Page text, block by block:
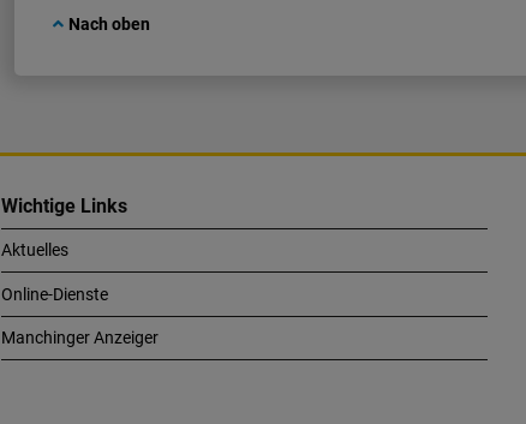
Nach oben
Wichtige Links
Aktuelles
Online-Dienste
Manchinger Anzeiger